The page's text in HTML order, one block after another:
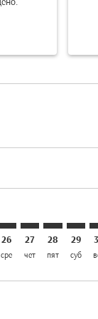
Найти
disclaimer.
disclaimer.
offers-
view-offers-
cmp-view-
cmp-view-
CMB–FRA: cmp-
26
сре
CMB–FRA:
27
чет
28
пят
29
суб